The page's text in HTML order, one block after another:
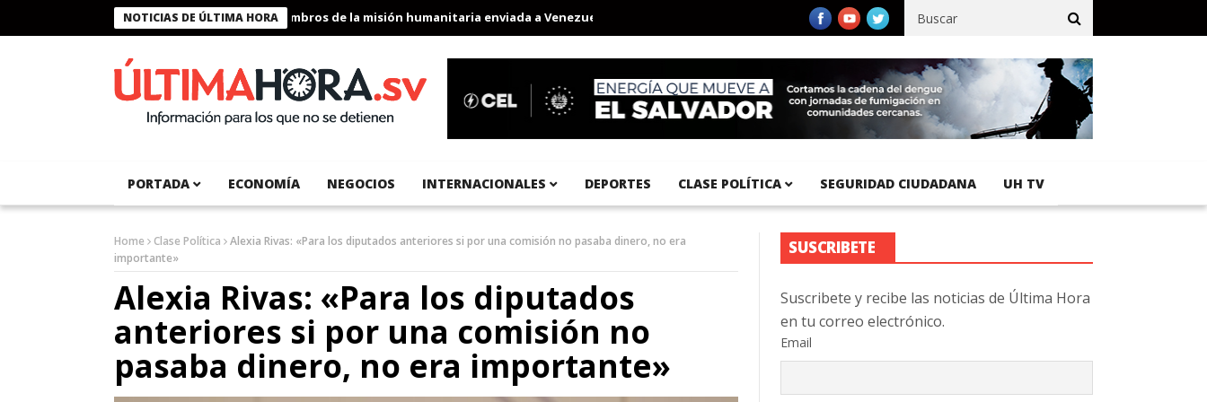
NOTICIAS DE ÚLTIMA HORA
Presidente Bukele condecora a miembros de la misión humanitaria enviada a Venezuela Aeropuerto Internacional del Pacífico registra 92 % de avance en obras de terracería
PORTADA ECONOMÍA NEGOCIOS INTERNACIONALES DEPORTES CLASE POLÍTICA SEGURIDAD CIUDADANA UH TV
Home Clase Política
Alexia Rivas: «Para los diputados anteriores si por una comisión no pasaba dinero, no era
importante»
Alexia Rivas: «Para los diputados
anteriores si por una comisión no
pasaba dinero, no era importante»
SUSCRIBETE
Suscribete y recibe las noticias de Última Hora
en tu correo electrónico.
Email